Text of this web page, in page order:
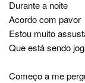
Durante a noite
Acordo com pavor
Estou muito
Que está sendo
Começo a me